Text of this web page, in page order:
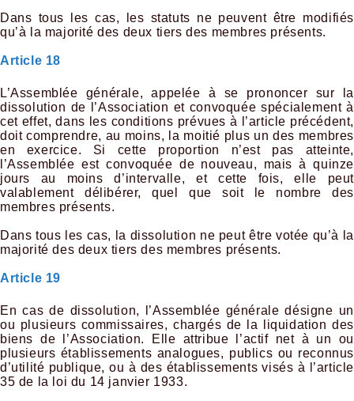
Dans tous les cas, les statuts ne peuvent être modifiés
qu’à la majorité des deux tiers des membres présents.
Article 18
L’Assemblée générale, appelée à se prononcer sur la
dissolution de l’Association et convoquée spécialement à
cet effet, dans les conditions prévues à l’article précédent,
doit comprendre, au moins, la moitié plus un des membres
en exercice. Si cette proportion n’est pas atteinte,
l’Assemblée est convoquée de nouveau, mais à quinze
jours au moins d’intervalle, et cette fois, elle peut
valablement délibérer, quel que soit le nombre des
membres présents.
Dans tous les cas, la dissolution ne peut être votée qu’à la
majorité des deux tiers des membres présents.
Article 19
En cas de dissolution, l’Assemblée générale désigne un
ou plusieurs commissaires, chargés de la liquidation des
biens de l’Association. Elle attribue l’actif net à un ou
plusieurs établissements analogues, publics ou reconnus
d’utilité publique, ou à des établissements visés à l’article
35 de la loi du 14 janvier 1933.